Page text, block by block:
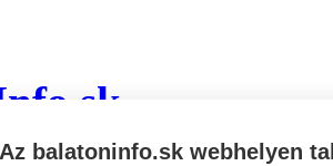
Ma:Ibolya Holnap: László Hírlevél
Az balatoninfo.sk webhelyen